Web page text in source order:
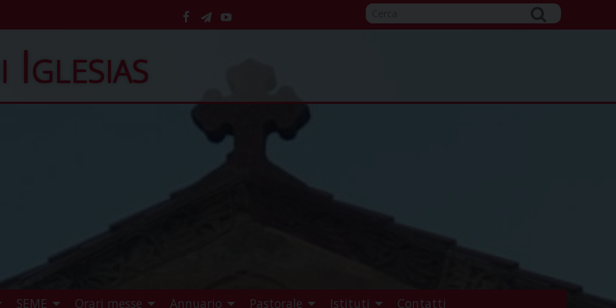
facebook
telegram
YouTube
Iglesias
SEME Orari messe Annuario Pastorale Istituti Contatti